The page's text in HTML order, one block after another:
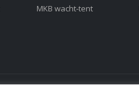
MKB wacht-tent